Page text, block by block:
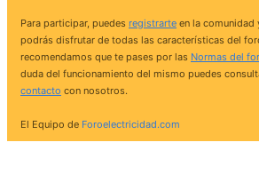
Para participar, puedes registrarte en la
podrás disfrutar de todas las características del
recomendamos que te pases por las Normas del
duda del funcionamiento del mismo puedes
contacto con nosotros.
El Equipo de Foroelectricidad.com